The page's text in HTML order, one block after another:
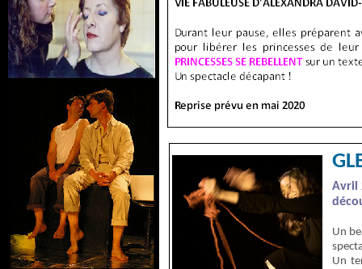
Avril
Un
Un